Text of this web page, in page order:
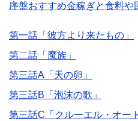
序盤おすすめ金稼ぎと食料
第一話「彼方より来たもの」
第二話「魔族」
第三話A「天の卵」
第三話B「泡沫の歌」
第三話C「クルーエル・オー